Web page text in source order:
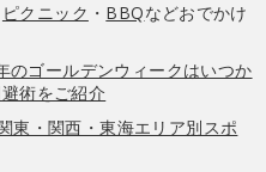
ピクニック ・ BBQなどおでかけ
のゴールデンウィークはいつか
術をご紹介
東・関西・東海エリア別スポ